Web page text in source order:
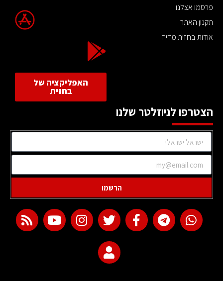
פרסמו אצלנו
תקנון האתר
אודות בחזית מדיה
האפליקציה של
בחזית
הצטרפו לניוזלטר שלנו
הרשמו